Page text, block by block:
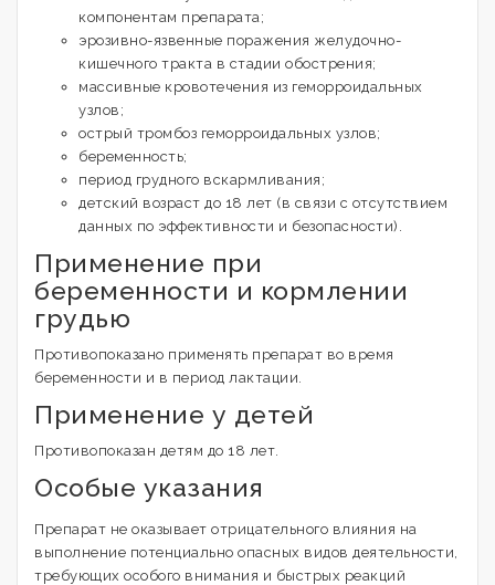
компонентам препарата;
эрозивно-язвенные поражения желудочно-
кишечного тракта в стадии обострения;
массивные кровотечения из геморроидальных
узлов;
острый тромбоз геморроидальных узлов;
беременность;
период грудного вскармливания;
детский возраст до 18 лет (в связи с отсутствием
данных по эффективности и безопасности).
Применение при
беременности и кормлении
грудью
Противопоказано применять препарат во время
беременности и в период лактации.
Применение у детей
Противопоказан детям до 18 лет.
Особые указания
Препарат не оказывает отрицательного влияния на
выполнение потенциально опасных видов деятельности,
требующих особого внимания и быстрых реакций